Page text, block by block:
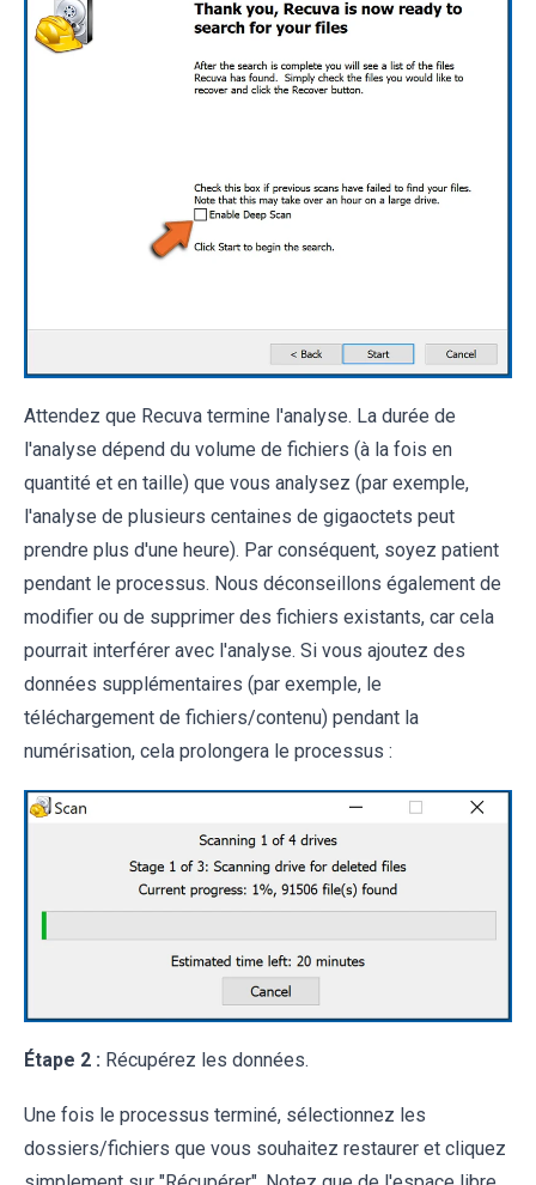
Attendez que Recuva termine l'analyse. La durée de
l'analyse dépend du volume de fichiers (à la fois en
quantité et en taille) que vous analysez (par exemple,
l'analyse de plusieurs centaines de gigaoctets peut
prendre plus d'une heure). Par conséquent, soyez patient
pendant le processus. Nous déconseillons également de
modifier ou de supprimer des fichiers existants, car cela
pourrait interférer avec l'analyse. Si vous ajoutez des
données supplémentaires (par exemple, le
téléchargement de fichiers/contenu) pendant la
numérisation, cela prolongera le processus :
Étape 2 : Récupérez les données.
Une fois le processus terminé, sélectionnez les
dossiers/fichiers que vous souhaitez restaurer et cliquez